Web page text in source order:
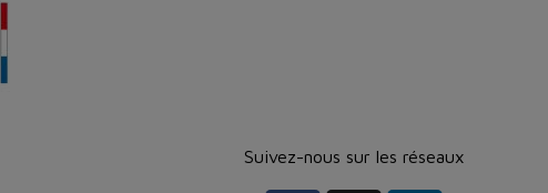
Suivez-nous sur les réseaux